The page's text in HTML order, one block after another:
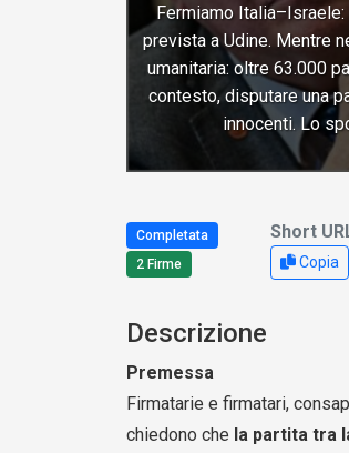
Fermiamo
prevista a Udine. Mentre
umanitaria: oltre 63.000
contesto, disputare una
innocenti. Lo
Completata
2 Firme
Short
Copia
Descrizione
Premessa
Firmatarie e firmatari,
chiedono che la partita tra